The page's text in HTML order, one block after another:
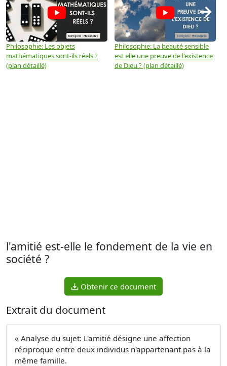
Philosophie: Les objets
mathématiques sont-ils réels ?
(plan détaillé)
Philosophie: La beauté sensible
est elle une preuve de l'existence
de Dieu ? (plan détaillé)
→
l'amitié est-elle le fondement de la vie en
société ?
Obtenir ce document
Extrait du document
« Analyse du sujet: L'amitié désigne une affection
réciproque entre deux individus n'appartenant pas à la
même famille.